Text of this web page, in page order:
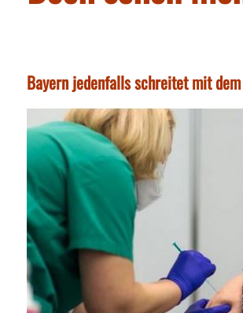
Bayern jedenfalls schreitet mit